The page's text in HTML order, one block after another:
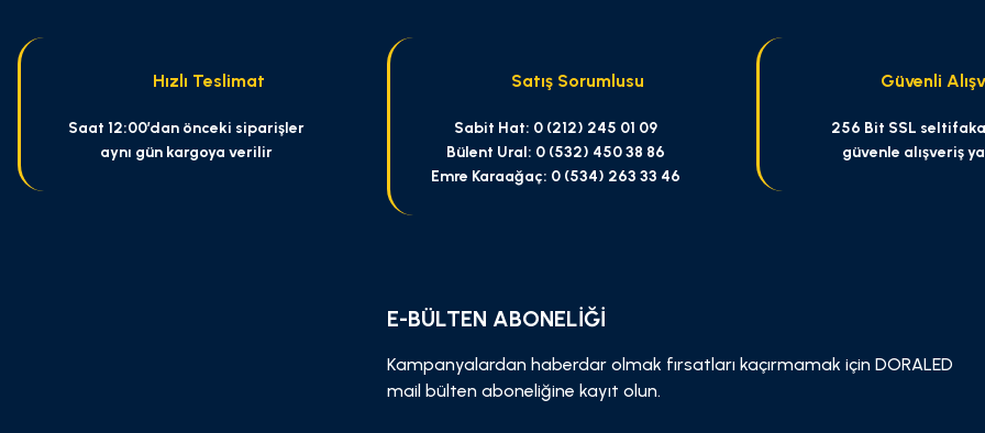
Bu ürüne benzer farklı alternatifler olmalı.
Hızlı Teslimat
Saat 12:00’dan önceki siparişler
aynı gün kargoya verilir
Satış Sorumlusu
Sabit Hat: 0 (212) 245 01 09
Bülent Ural: 0 (532) 450 38 86
Emre Karaağaç: 0 (534) 263 33 46
Güvenli
256 Bit SSL
güvenle alışveriş
E-BÜLTEN ABONELİĞİ
Kampanyalardan haberdar olmak fırsatları kaçırmamak için DORALED
mail bülten aboneliğine kayıt olun.